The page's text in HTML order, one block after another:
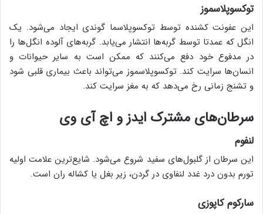
توکسوپلاسموز
این عفونت کشنده توسط توکسوپلاسما گوندی ایجاد می‌شود. یک
انگل که عمدتا توسط گربه‌ها انتشار می‌یابد. گربه‌های آلوده انگل‌ها را
در مدفوع خود دفع می‌کنند که ممکن است به سایر حیوانات و
انسان‌ها سرایت کند. توکسوپلاسموز می‌تواند باعث بیماری قلبی شود
و تشنج زمانی رخ می‌دهد که به مغز سرایت کند.
سرطان‌های مشترک ایدز و اچ آی وی
لنفوم
این سرطان از گلبول‌های سفید شروع می‌شود. شایع‌ترین علامت اولیه
تورم بدون درد غدد لنفاوی در گردن، زیر بغل یا کشاله ران است.
سارکوم کاپوزی